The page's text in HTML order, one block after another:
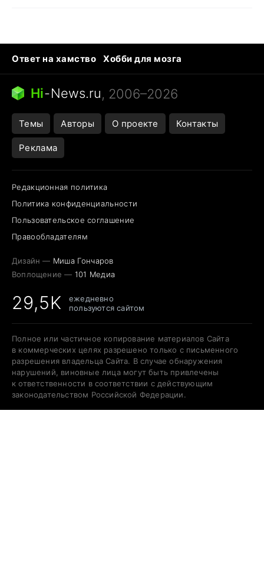
Ответ на хамство
Хобби для мозга
Бензин 100 и 95
Тунцы в океанариуме
Следующая пандемия
Hi-News.ru, 2006–2026
Темы Авторы О проекте Контакты
Реклама
Редакционная политика
Политика конфиденциальности
Пользовательское соглашение
Правообладателям
Дизайн — Миша Гончаров
Воплощение — 101 Медиа
29,5K
ежедневно
пользуются сайтом
Полное или частичное копирование материалов Сайта
в коммерческих целях разрешено только с письменного
разрешения владельца Сайта. В случае обнаружения
нарушений, виновные лица могут быть привлечены
к ответственности в соответствии с действующим
законодательством Российской Федерации.